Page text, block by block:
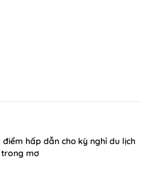
điểm hấp dẫn cho kỳ nghỉ du lịch
mơ